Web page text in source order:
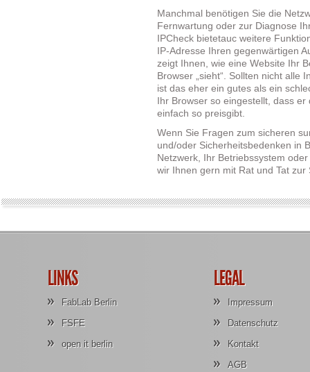
Manchmal benötigen Sie die
Fernwartung oder zur Diagnose
IPCheck bietetauc weitere
IP-Adresse Ihren gegenwärtigen
zeigt Ihnen, wie eine Website Ihr
Browser „sieht“. Sollten nicht alle
ist das eher ein gutes als ein
Ihr Browser so eingestellt, dass
einfach so preisgibt.
Wenn Sie Fragen zum sicheren
und/oder Sicherheitsbedenken in
Netzwerk, Ihr Betriebssystem
wir Ihnen gern mit Rat und Tat
LINKS
FabLab Berlin
FSFE
open it berlin
LEGAL
Impressum
Datenschutz
Kontakt
AGB